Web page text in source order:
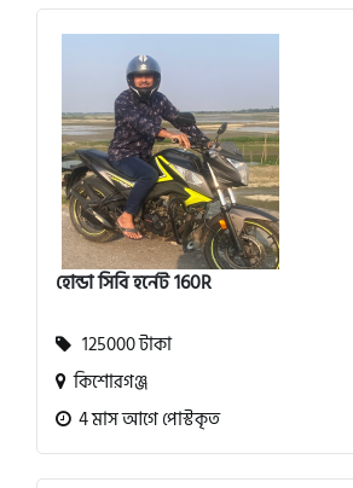
হোন্ডা সিবি হর্নেট 160R
125000 টাকা
কিশোরগঞ্জ
4 মাস আগে পোস্টকৃত